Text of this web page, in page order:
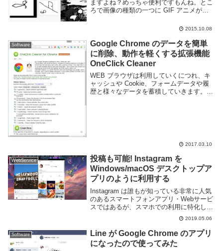
ますよね？めっちゃ便利ですもんね。とこ
ろで画像の種類の一つに GIF アニメがあ
ニメが再生されません。せっかくアニメな
2015.10.08
Software
Google Chrome のデータを簡単
に削除、動作を軽くする拡張機能
OneClick Cleaner
WEB ブラウザは利用していくにつれ、キ
ャッシュや Cookie、フォームデータや履
歴と様々なデータを蓄積していきます。こ
2017.03.10
WebService
投稿も可能! Instagram を
Windows/macOS デスクトップア
プリのように利用する
Instagram は誰もが知っている非常に人気
のあるスマートフォンアプリ・Webサービ
スではあるが、スマホでの利用に特化して
おり PC 版の公式アプリは無く Web ブラ
ウザでは閲覧専用と、 PC から利用するに
はやや面倒なところがある。...
2019.05.06
Software
Line が Google Chrome のアプリ
になったので使ってみた